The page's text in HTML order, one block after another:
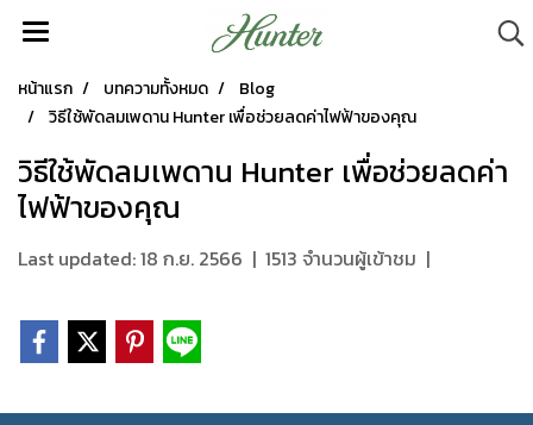
หน้าแรก บทความทั้งหมด
Blog
วิธีใช้พัดลมเพดาน Hunter เพื่อช่วยลดค่าไฟฟ้าของคุณ
วิธีใช้พัดลมเพดาน Hunter เพื่อช่วยลดค่า
ไฟฟ้าของคุณ
Last updated: 18 ก.ย. 2566 | 1513 จำนวนผู้เข้าชม |